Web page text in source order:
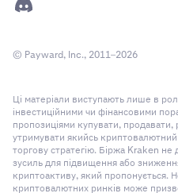
© Payward, Inc., 2011–2026
Ці матеріали виступають лише в
інвестиційними чи фінансовими
пропозиціями купувати, продавати,
утримувати якийсь
торгову стратегію. Біржа Kraken не
зусиль для підвищення або
криптоактиву, який пропонується.
криптовалютних ринків може